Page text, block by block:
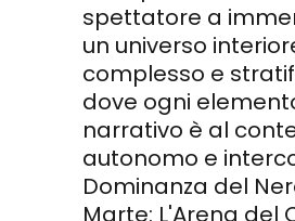
spettatore a
un universo
complesso e
dove ogni
narrativo è al
autonomo e
Dominanza del
Marte: L'Arena del